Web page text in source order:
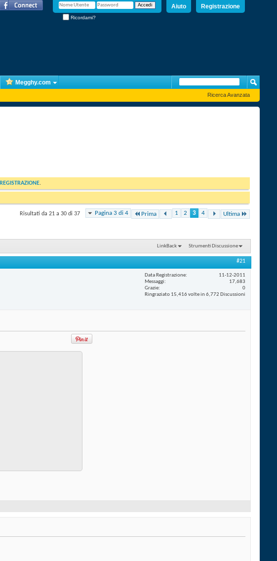
Registrazione
Aiuto
Ricordami?
Megghy.com
Ricerca Avanzata
REGISTRAZIONE.
Pagina 3 di 4 Prima 1 2 3 4 Ultima
Risultati da 21 a 30 di 37
LinkBack Strumenti Discussione
#21
Data Registrazione
11-12-2011
Messaggi
17,683
Grazie
0
Ringraziato 15,416 volte in 6,772 Discussioni